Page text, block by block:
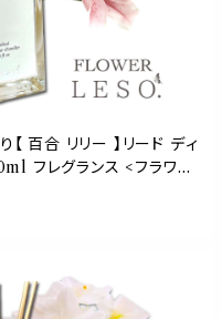
【 百合 リリー 】リード ディ
フレグランス <フラワー
枕 国産 消臭 寝具 空間
やすみ ルーム 誕生 母 父